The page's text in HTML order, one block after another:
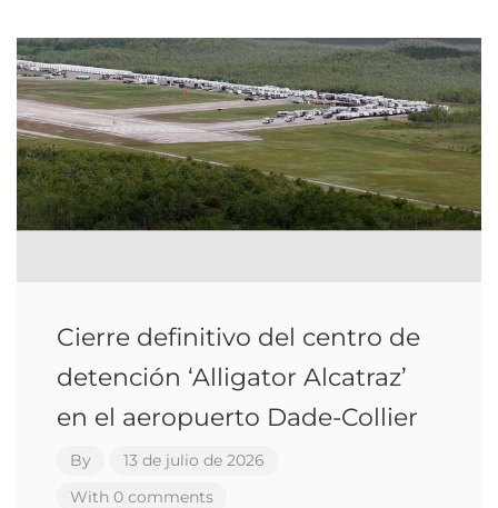
Cierre definitivo del centro de
detención ‘Alligator Alcatraz’
en el aeropuerto Dade-Collier
By
13 de julio de 2026
With 0 comments